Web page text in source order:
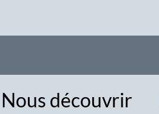
Nous découvrir